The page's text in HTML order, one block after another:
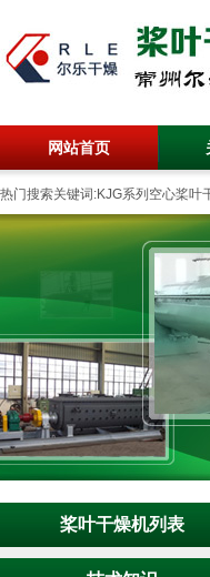
网站首页
热门搜索关键词:KJG系列空心桨叶
桨叶干燥机列表